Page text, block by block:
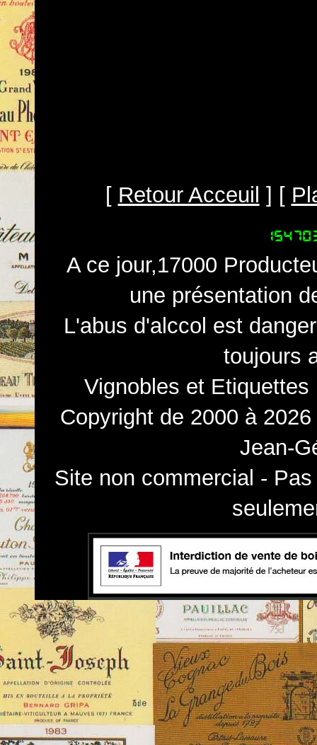
[ Retour Acceuil ] [
A ce jour,17000
une présentation
L'abus d'alccol est
toujours
Vignobles et
Copyright de 2000 à
Jean-
Site non commercial -